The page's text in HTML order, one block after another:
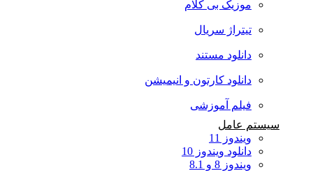
موزیک بی کلام
تیتراژ سریال
دانلود مستند
دانلود کارتون و انیمیشن
فیلم آموزشی
سیستم عامل
ویندوز 11
دانلود ویندوز 10
ویندوز 8 و 8.1